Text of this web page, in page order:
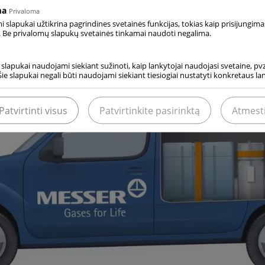
pavojinga atmosfera. Atsargiai atidarykite transporto
maksimalios transporto priemonės keliamosios galios.
Privaloma
slapukai užtikrina pagrindines svetainės funkcijas, tokias kaip
Be privalomų slapukų svetainės tinkamai naudoti negalima.
naudojami siekiant sužinoti, kaip lankytojai naudojasi svetaine,
slapukai negali būti naudojami siekiant tiesiogiai nustatyti konkretaus
Atmesti
Patvirtinkite pasirinktą
Patvirtinti visus